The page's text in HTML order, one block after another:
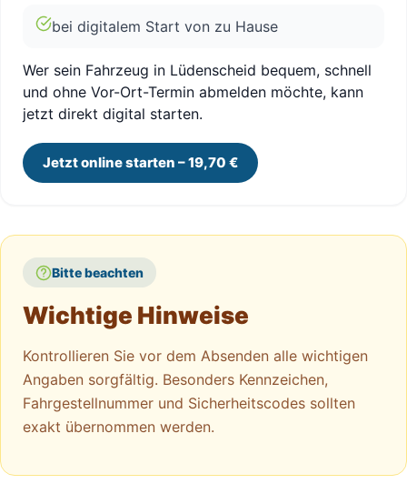
bei digitalem Start von zu Hause
Wer sein Fahrzeug in Lüdenscheid bequem, schnell
und ohne Vor-Ort-Termin abmelden möchte, kann
jetzt direkt digital starten.
Jetzt online starten – 19,70 €
Bitte beachten
Wichtige Hinweise
Kontrollieren Sie vor dem Absenden alle wichtigen
Angaben sorgfältig. Besonders Kennzeichen,
Fahrgestellnummer und Sicherheitscodes sollten
exakt übernommen werden.